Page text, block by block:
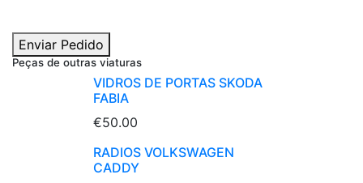
Enviar Pedido
Peças de outras viaturas
VIDROS DE PORTAS SKODA
FABIA
€50.00
RADIOS VOLKSWAGEN
CADDY